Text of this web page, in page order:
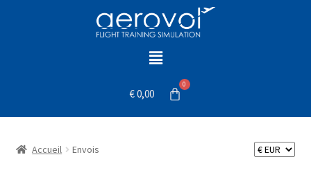
€0,00
Accueil Envois